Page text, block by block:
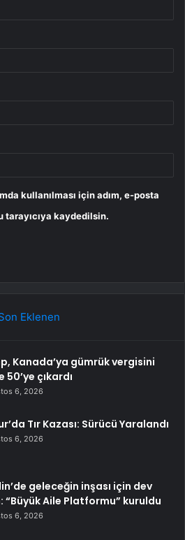
kullanılması için adım, e-posta
tarayıcıya kaydedilsin.
Eklenen
Kanada’ya gümrük vergisini
50’ye çıkardı
6, 2026
Tır Kazası: Sürücü Yaralandı
6, 2026
geleceğin inşası için dev
“Büyük Aile Platformu” kuruldu
6, 2026